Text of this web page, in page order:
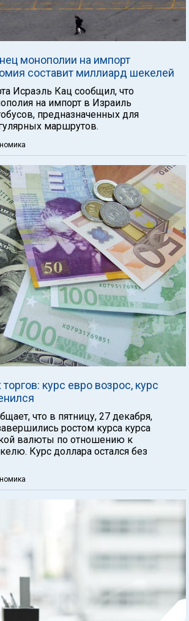
монополии на импорт
составит миллиард шекелей
Исраэль Кац сообщил, что
на импорт в Израиль
предназначенных для
маршрутов.
курс евро возрос, курс
что в пятницу, 27 декабря,
ростом курса курса
валюты по отношению к
Курс доллара остался без